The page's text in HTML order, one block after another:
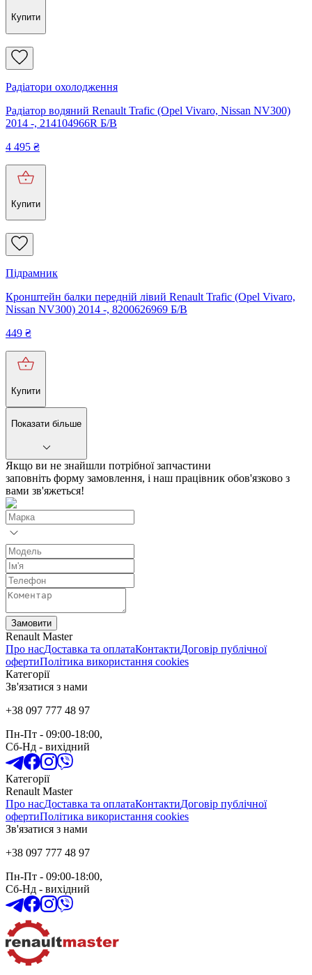
Купити
Радіатори охолодження
Радіатор водяний Renault Trafic (Opel Vivaro, Nissan NV300)
2014 -, 214104966R Б/В
4 495 ₴
Купити
Підрамник
Кронштейн балки передній лівий Renault Trafic (Opel Vivaro,
Nissan NV300) 2014 -, 8200626969 Б/В
449 ₴
Купити
Показати більше
Якщо ви не знайшли потрібної запчастини
заповніть форму замовлення, і наш працівник обов'язково з
вами зв'яжеться!
Замовити
Renault Master
Про насДоставка та оплатаКонтактиДоговір публічної
офертиПолітика використання cookies
Категорії
Зв'язатися з нами
+38 097 777 48 97
Пн-Пт - 09:00-18:00,
Сб-Нд - вихідний
Категорії
Renault Master
Про насДоставка та оплатаКонтактиДоговір публічної
офертиПолітика використання cookies
Зв'язатися з нами
+38 097 777 48 97
Пн-Пт - 09:00-18:00,
Сб-Нд - вихідний